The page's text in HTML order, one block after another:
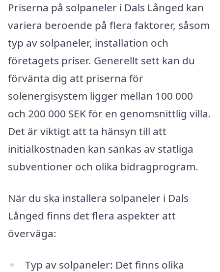
Priserna på solpaneler i Dals Långed kan
variera beroende på flera faktorer, såsom
typ av solpaneler, installation och
företagets priser. Generellt sett kan du
förvänta dig att priserna för
solenergisystem ligger mellan 100 000
och 200 000 SEK för en genomsnittlig villa.
Det är viktigt att ta hänsyn till att
initialkostnaden kan sänkas av statliga
subventioner och olika bidragprogram.
När du ska installera solpaneler i Dals
Långed finns det flera aspekter att
överväga:
Typ av solpaneler: Det finns olika